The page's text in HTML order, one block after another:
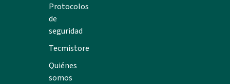
Protocolos
de
seguridad
Tecmistore
Quiénes
somos